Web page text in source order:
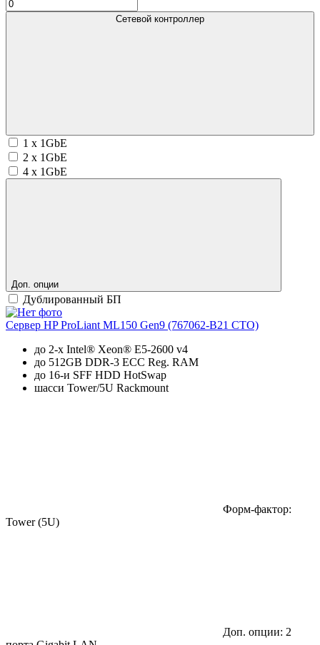
Сетевой контроллер
1 x 1GbE
2 x 1GbE
4 x 1GbE
Доп. опции
Дублированный БП
Сервер HP ProLiant ML150 Gen9 (767062-B21 CTO)
до 2-х Intel® Xeon® E5-2600 v4
до 512GB DDR-3 ECC Reg. RAM
до 16-и SFF HDD HotSwap
шасси Tower/5U Rackmount
Форм-фактор:
Tower (5U)
Доп. опции: 2